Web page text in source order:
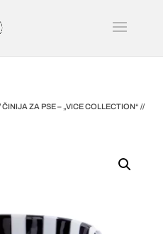
ČINIJA ZA PSE – „VICE COLLECTION“ //